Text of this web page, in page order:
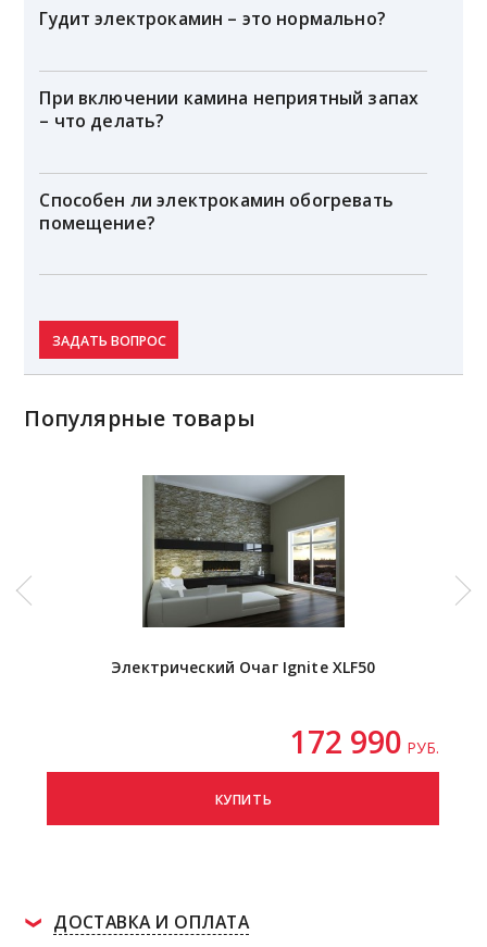
Гудит электрокамин – это нормально?
При включении камина неприятный запах
– что делать?
Способен ли электрокамин обогревать
помещение?
ЗАДАТЬ ВОПРОС
Популярные товары
Электрический Очаг Ignite XLF50
172 990 РУБ.
КУПИТЬ
ДОСТАВКА И ОПЛАТА